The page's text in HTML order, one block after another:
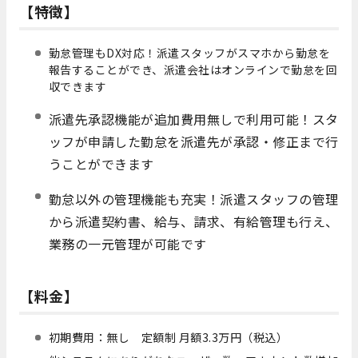
【特徴】
勤怠管理もDX対応！派遣スタッフがスマホから勤怠を
報告することができ、派遣会社はオンラインで勤怠を回
収できます
派遣先承認機能が追加費用無しで利用可能！スタ
ッフが申請した勤怠を派遣先が承認・修正まで行
うことができます
勤怠以外の管理機能も充実！派遣スタッフの管理
から派遣契約書、給与、請求、有給管理も行え、
業務の一元管理が可能です
【料金】
初期費用：無し 定額制 月額3.3万円（税込）